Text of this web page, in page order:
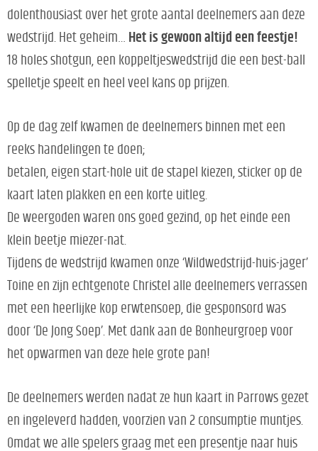
dolenthousiast over het grote aantal deelnemers aan deze
wedstrijd. Het geheim…
Het is gewoon altijd een feestje!
18 holes shotgun, een koppeltjeswedstrijd die een best-ball
spelletje speelt en heel veel kans op prijzen.
Op de dag zelf kwamen de deelnemers binnen met een
reeks handelingen te doen;
betalen, eigen start-hole uit de stapel kiezen, sticker op de
kaart laten plakken en een korte uitleg.
De weergoden waren ons goed gezind, op het einde een
klein beetje miezer-nat.
Tijdens de wedstrijd kwamen onze ‘Wildwedstrijd-huis-jager’
Toine en zijn echtgenote Christel alle deelnemers verrassen
met een heerlijke kop erwtensoep, die gesponsord was
door ‘De Jong Soep’. Met dank aan de Bonheurgroep voor
het opwarmen van deze hele grote pan!
De deelnemers werden nadat ze hun kaart in Parrows gezet
en ingeleverd hadden, voorzien van 2 consumptie muntjes.
Omdat we alle spelers graag met een presentje naar huis